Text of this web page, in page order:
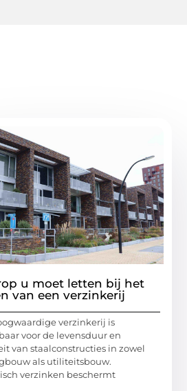
u moet letten bij het
van een verzinkerij
verzinkerij is
voor de levensduur en
van staalconstructies in zowel
als utiliteitsbouw.
verzinken beschermt